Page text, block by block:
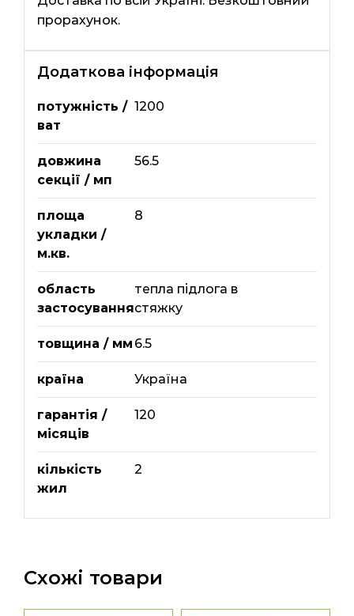
прорахунок.
Додаткова інформація
потужність /
ват
1200
довжина
секції / мп
56.5
площа
укладки /
м.кв.
8
область
застосування
тепла підлога в
стяжку
товщина / мм 6.5
країна Україна
гарантія /
місяців
120
кількість
жил
2
Схожі товари